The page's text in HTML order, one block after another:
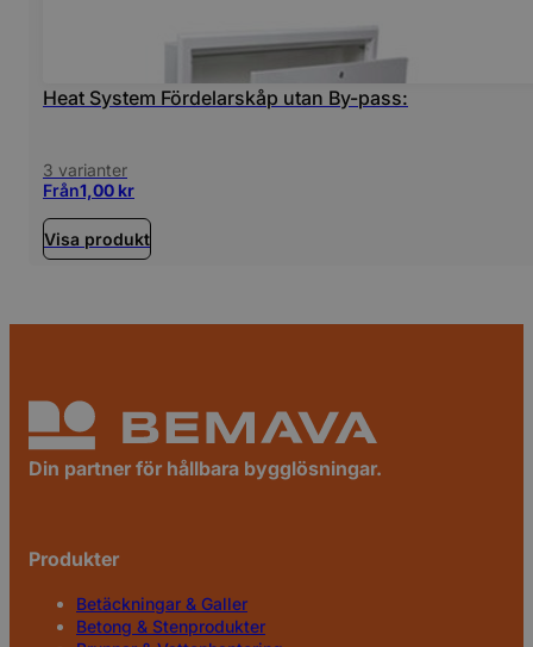
Heat System Fördelarskåp utan By-pass:
3 varianter
Från1,00 kr
Visa produkt
Din partner för hållbara bygglösningar.
Produkter
Betäckningar & Galler
Betong & Stenprodukter